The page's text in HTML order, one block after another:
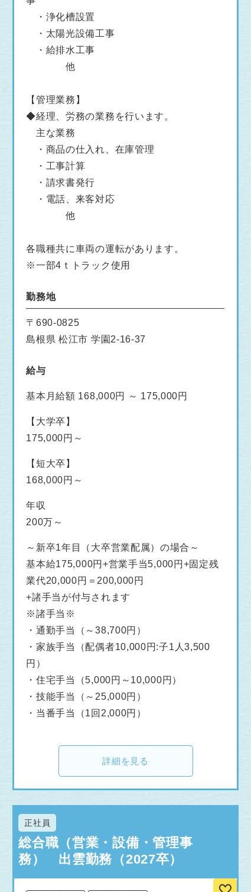
・浄化槽設置
・太陽光設備工事
・給排水工事
他
【管理業務】
◆経理、労務の業務を行います。
主な業務
・商品の仕入れ、在庫管理
・工事計算
・請求書発行
・電話、来客対応
他
各職種共に車両の運転があります。
※一部4ｔトラック使用
勤務地
〒690-0825
島根県 松江市 学園2-16-37
給与
基本月給額 168,000円 ～ 175,000円
【大学卒】
175,000円～
【短大卒】
168,000円～
年収
200万～
～新卒1年目（大卒営業配属）の場合～
基本給175,000円+営業手当5,000円+固定残
業代20,000円＝200,000円
+諸手当が付与されます
※諸手当※
・通勤手当（～38,700円）
・家族手当（配偶者10,000円:子1人3,500
円）
・住宅手当（5,000円～10,000円）
・技能手当（～25,000円）
・当番手当（1回2,000円）
詳細を見る
正社員
総合職（営業・設備・管理事
務） 出雲勤務（2027卒）